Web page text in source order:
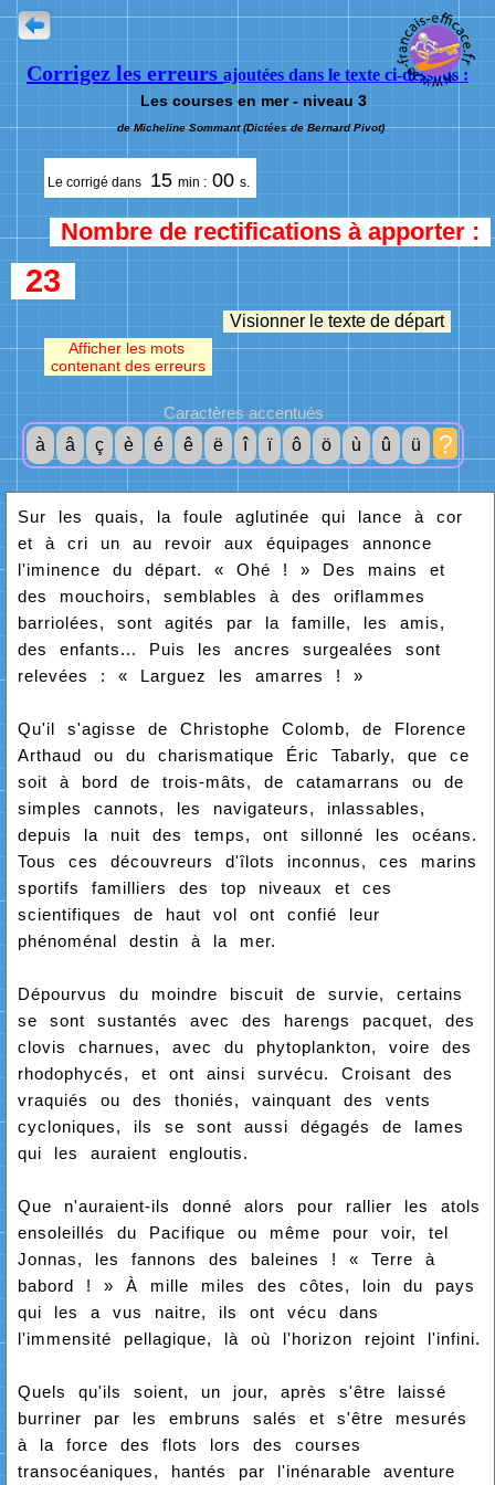
Corrigez les erreurs ajoutées dans le texte ci-dessous :
Les courses en mer - niveau 3
de Micheline Sommant (Dictées de Bernard Pivot)
Le corrigé dans 15 min : 00 s.
Nombre de rectifications à apporter :
23
Visionner le texte de départ
Afficher les mots
contenant des erreurs
Caractères accentués
à
â ç è é ê ë î ï ô ö ù û ü ?